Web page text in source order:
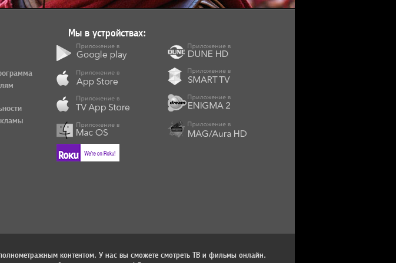
Мы в устройствах:
контентом. У нас вы сможете смотреть ТВ и фильмы онлайн.